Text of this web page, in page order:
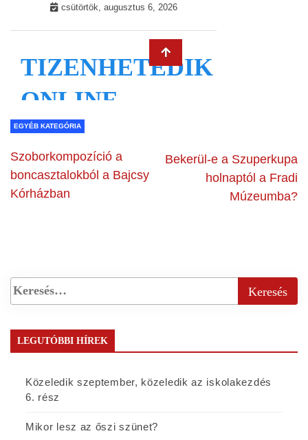
EGYÉB KATEGÓRIA
Szoborkompozíció a
boncasztalokból a Bajcsy
Kórházban
Bekerül-e a Szuperkupa
holnaptól a Fradi
Múzeumba?
LEGUTÓBBI HÍREK
Közeledik szeptember, közeledik az iskolakezdés
6. rész
Mikor lesz az őszi szünet?